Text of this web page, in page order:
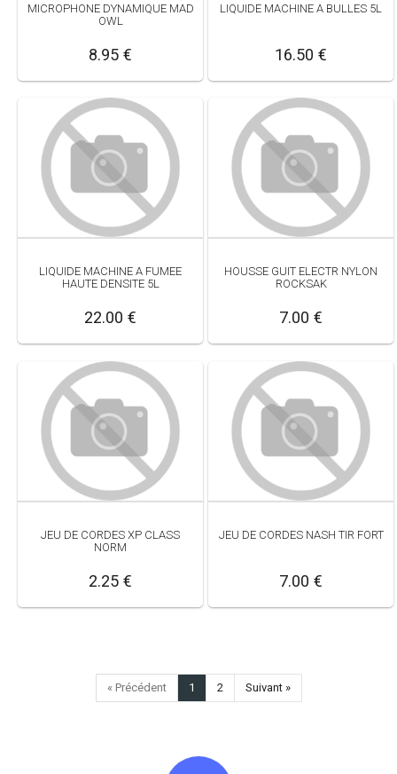
MICROPHONE DYNAMIQUE MAD
OWL
8.95 €
LIQUIDE MACHINE A BULLES 5L
16.50 €
LIQUIDE MACHINE A FUMEE
HAUTE DENSITE 5L
22.00 €
HOUSSE GUIT ELECTR NYLON
ROCKSAK
7.00 €
JEU DE CORDES XP CLASS
NORM
2.25 €
JEU DE CORDES NASH TIR FORT
7.00 €
« Précédent 1 2 Suivant »